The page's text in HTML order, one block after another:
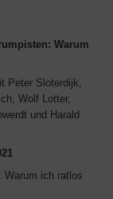
Warum
Peter Sloterdijk,
Wolf Lotter,
und Harald
Warum ich ratlos